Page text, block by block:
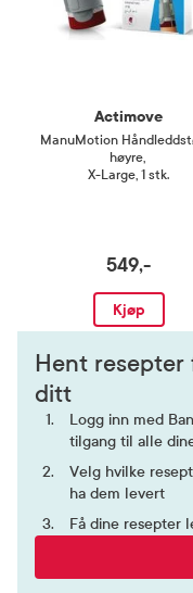
Actimove
ManuMotion
høyre,
X-Large, 1 stk.
549,-
Kjøp
Hent
ditt
Logg inn med
tilgang til alle
Velg hvilke
ha dem levert
Få dine resepter